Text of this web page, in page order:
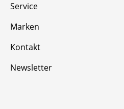
Service
Marken
Kontakt
Newsletter